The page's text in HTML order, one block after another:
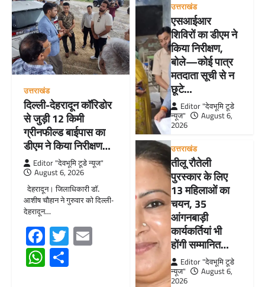
उत्तराखंड
दिल्ली-देहरादून कॉरिडोर
से जुड़ी 12 किमी
ग्रीनफील्ड बाईपास का
डीएम ने किया निरीक्षण…
Editor "देवभूमि टूडे न्यूज"
August 6, 2026
देहरादून। जिलाधिकारी डॉ.
आशीष चौहान ने गुरुवार को दिल्ली-
देहरादून…
Facebook
TwitterEmail
WhatsApp
उत्तराखंड
एसआईआर
शिविरों का डीएम ने
किया निरीक्षण,
बोले—कोई पात्र
मतदाता सूची से न
छूटे…
Editor "देवभूमि टूडे
न्यूज"
August 6,
2026
उत्तराखंड
तीलू रौतेली
पुरस्कार के लिए
13 महिलाओं का
चयन, 35
आंगनबाड़ी
कार्यकर्तियां भी
होंगी सम्मानित…
Editor "देवभूमि टूडे
न्यूज"
August 6,
2026